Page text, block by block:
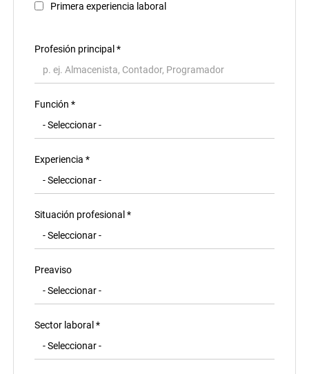
Primera experiencia laboral
Profesión principal *
Función *
Experiencia *
Situación profesional *
Preaviso
Sector laboral *